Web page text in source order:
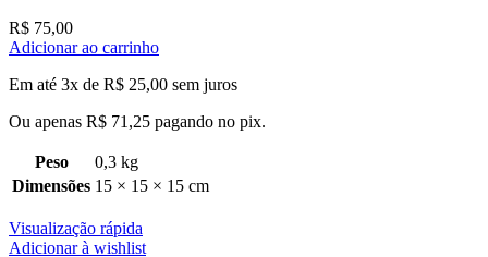
R$ 75,00
Adicionar ao carrinho
Em até 3x de R$ 25,00 sem juros
Ou apenas R$ 71,25 pagando no pix.
Peso
0,3 kg
Dimensões 15 × 15 × 15 cm
Visualização rápida
Adicionar à wishlist